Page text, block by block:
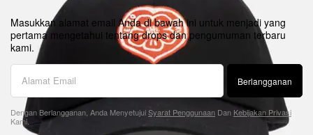
Masukkan alamat email Anda di bawah ini untuk menjadi yang
pertama mengetahui tentang drops dan pengumuman terbaru
kami.
Berlangganan
Dengan Berlangganan, Anda MenyetujuiSyarat Penggunaan Dan Kebijakan Privasi
Kami.